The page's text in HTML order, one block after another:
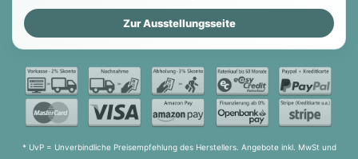
Zur Ausstellungsseite
* UvP = Unverbindliche Preisempfehlung des Herstellers. Angebote inkl. MwSt und